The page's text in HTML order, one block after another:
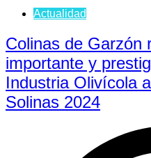
Actualidad
Colinas de Garzón
importante y
Industria Olivícola
Solinas 2024